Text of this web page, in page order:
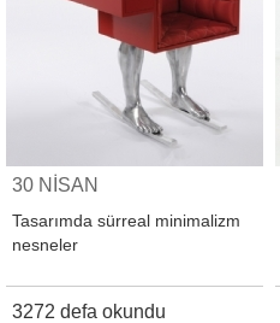
30 NİSAN
Tasarımda sürreal minimalizm
nesneler
3272 defa okundu